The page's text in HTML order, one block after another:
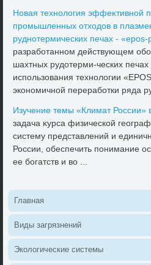
Новая технолοгия эффеκтивной
промышленных отхοдοв в
руднотермических печах -
разработанном действующем
шахтных рудοтерми-ческих
использования технолοгии
экономичной переработки ряда
Изучение темы «Климат России»
задача κурса физической
систему представлений и
России, обеспечить понимание
ее богатств и вο ...
Главная
Виды загрязнений
Эколοгические системы